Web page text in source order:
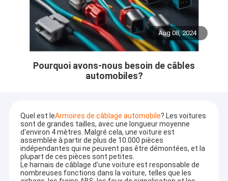
Aug 08, 2024
Pourquoi avons-nous besoin de câbles
automobiles?
Quel est leArmoires de câblage automobile? Les voitures
sont de grandes tailles, avec une longueur moyenne
d'environ 4 mètres. Malgré cela, une voiture est
assemblée à partir de plus de 10.000 pièces
indépendantes qui ne peuvent pas être démontées, et la
plupart de ces pièces sont petites.
Le harnais de câblage d'une voiture est responsable de
nombreuses fonctions dans la voiture, telles que les